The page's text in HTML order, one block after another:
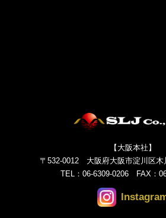
【大阪本社】
〒532-0012 大阪府大阪市淀川区木
TEL： 06-6309-0206 FAX：